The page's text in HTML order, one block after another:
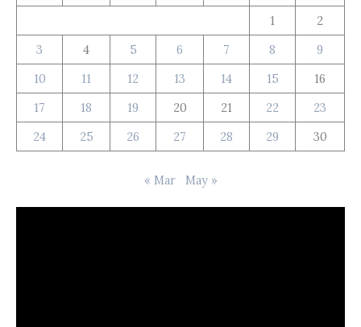
1
2
3
4 5 6 7 8
9
10
11 12 13 14 15
16
17
18 19 20 21 22
23
24
25 26 27 28 29 30
« Mar May »